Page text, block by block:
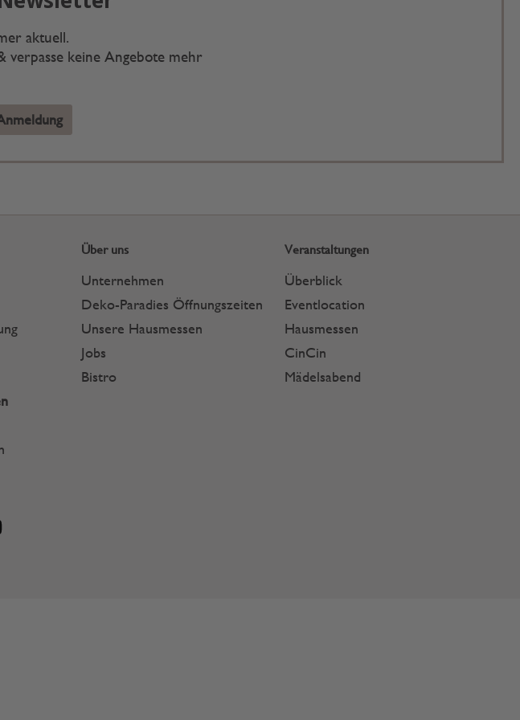
aktuell.
keine Angebote mehr
Über uns
Unternehmen
Deko-Paradies Öffnungszeiten
Unsere Hausmessen
Jobs
Bistro
Veranstaltungen
Überblick
Eventlocation
Hausmessen
CinCin
Mädelsabend